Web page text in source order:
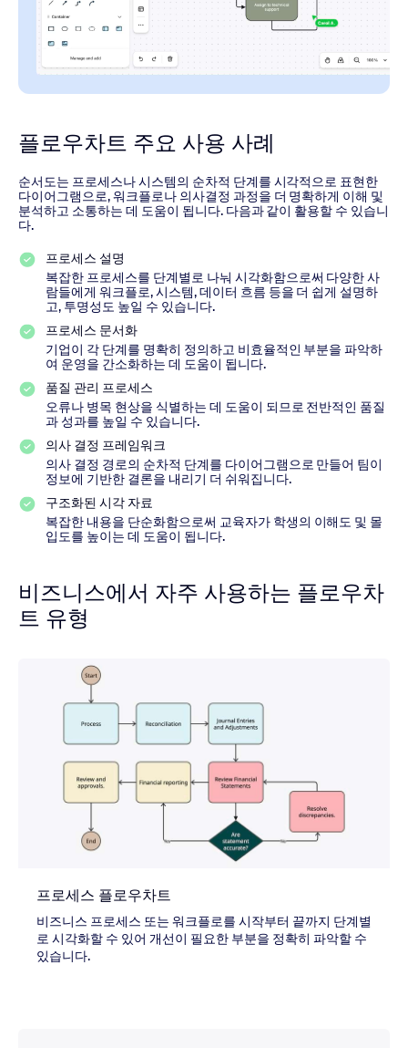
플로우차트 주요 사용 사례
순서도는 프로세스나 시스템의 순차적 단계를 시각적으로 표현한
다이어그램으로, 워크플로나 의사결정 과정을 더 명확하게 이해 및
분석하고 소통하는 데 도움이 됩니다. 다음과 같이 활용할 수 있습니
다.
프로세스 설명
복잡한 프로세스를 단계별로 나눠 시각화함으로써 다양한 사
람들에게 워크플로, 시스템, 데이터 흐름 등을 더 쉽게 설명하
고, 투명성도 높일 수 있습니다.
프로세스 문서화
기업이 각 단계를 명확히 정의하고 비효율적인 부분을 파악하
여 운영을 간소화하는 데 도움이 됩니다.
품질 관리 프로세스
오류나 병목 현상을 식별하는 데 도움이 되므로 전반적인 품질
과 성과를 높일 수 있습니다.
의사 결정 프레임워크
의사 결정 경로의 순차적 단계를 다이어그램으로 만들어 팀이
정보에 기반한 결론을 내리기 더 쉬워집니다.
구조화된 시각 자료
복잡한 내용을 단순화함으로써 교육자가 학생의 이해도 및 몰
입도를 높이는 데 도움이 됩니다.
비즈니스에서 자주 사용하는 플로우차
트 유형
프로세스 플로우차트
비즈니스 프로세스 또는 워크플로를 시작부터 끝까지 단계별
로 시각화할 수 있어 개선이 필요한 부분을 정확히 파악할 수
있습니다.